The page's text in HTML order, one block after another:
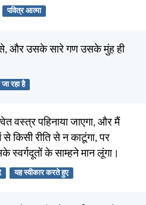
पवित्र आत्मा
और उसके सारे गण उसके मुंह ही
जा रहा है
वस्त्र पहिनाया जाएगा, और मैं
किसी रीति से न काटूंगा, पर
के साम्हने मान लूंगा।
यह स्वीकार करते हुए